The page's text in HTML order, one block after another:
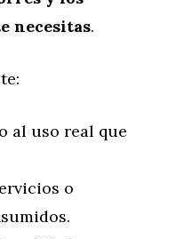
necesitas.
al uso real que
o